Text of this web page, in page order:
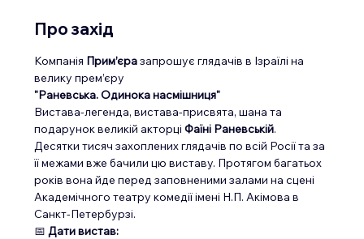
Про захід
Компанія Прим’єра запрошує глядачів в Ізраїлі на
велику прем’єру
"Раневська. Одинока насмішниця"
Вистава-легенда, вистава-присвята, шана та
подарунок великій акторці Фаїні Раневській.
Десятки тисяч захоплених глядачів по всій Росії та за
її межами вже бачили цю виставу. Протягом багатьох
років вона йде перед заповненими залами на сцені
Академічного театру комедії імені Н.П. Акімова в
Санкт-Петербурзі.
📅 Дати вистав: